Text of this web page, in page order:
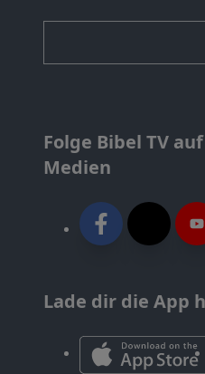
Folge Bibel TV
Medien
Lade dir die App